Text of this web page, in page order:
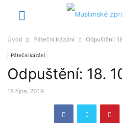
Úvod Páteční kázání Odpuštění:
Páteční kázání
Odpuštění: 18.
18 října, 2019